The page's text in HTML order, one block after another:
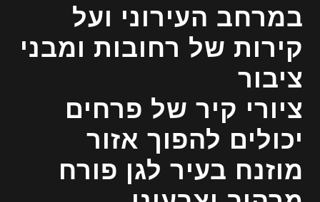
במרחב העירוני ועל
קירות של רחובות ומבני
ציבור
ציורי קיר של פרחים
יכולים להפוך אזור
מוזנח בעיר לגן פורח